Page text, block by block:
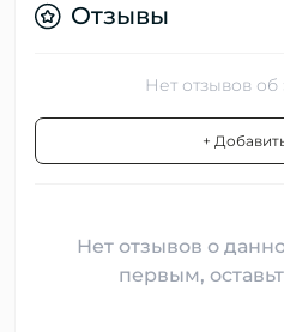
Отзывы
Нет отзывов об
+
Нет отзывов о
первым,